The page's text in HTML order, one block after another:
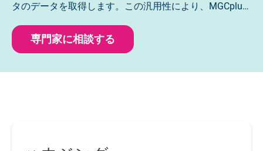
タのデータを取得します。この汎用性により、MGCplus
なっています。
専門家に相談する